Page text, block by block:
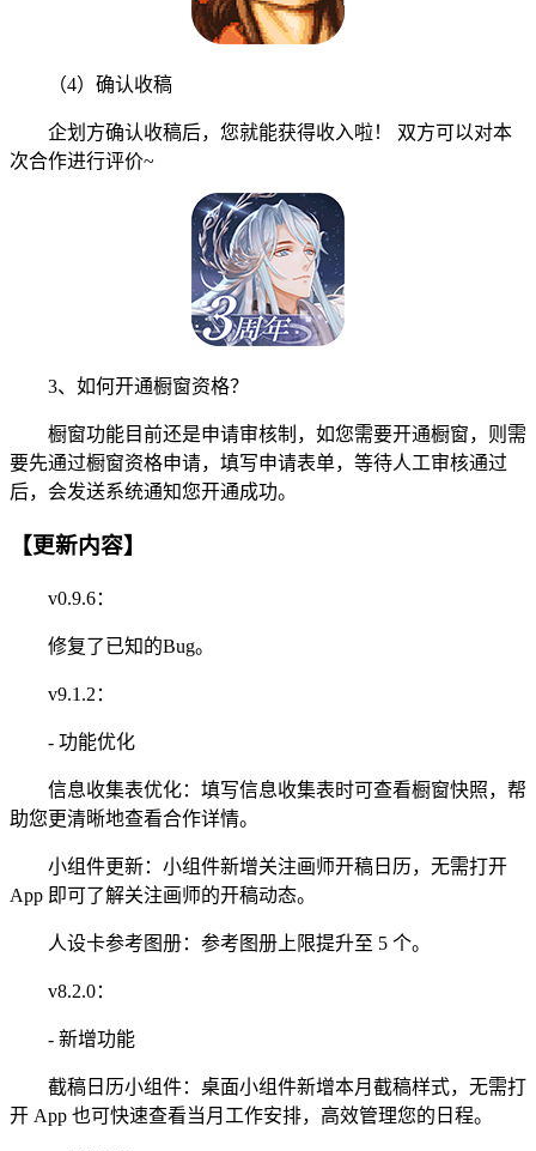
（4）确认收稿
企划方确认收稿后，您就能获得收入啦！ 双方可以对本
次合作进行评价~
3、如何开通橱窗资格？
橱窗功能目前还是申请审核制，如您需要开通橱窗，则需
要先通过橱窗资格申请，填写申请表单，等待人工审核通过
后，会发送系统通知您开通成功。
【更新内容】
v0.9.6：
修复了已知的Bug。
v9.1.2：
- 功能优化
信息收集表优化：填写信息收集表时可查看橱窗快照，帮
助您更清晰地查看合作详情。
小组件更新：小组件新增关注画师开稿日历，无需打开
App 即可了解关注画师的开稿动态。
人设卡参考图册：参考图册上限提升至 5 个。
v8.2.0：
- 新增功能
截稿日历小组件：桌面小组件新增本月截稿样式，无需打
开 App 也可快速查看当月工作安排，高效管理您的日程。